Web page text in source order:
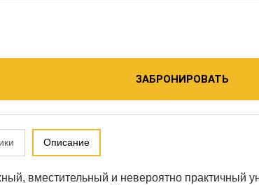
ЗАБРОНИРОВАТЬ
Описание
вместительный и невероятно практичный